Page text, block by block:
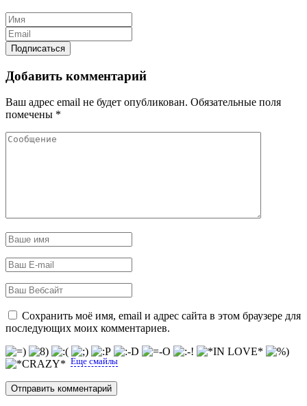
Добавить комментарий
Ваш адрес email не будет опубликован. Обязательные поля
помечены *
Сохранить моё имя, email и адрес сайта в этом браузере для
последующих моих комментариев.
Еще смайлы